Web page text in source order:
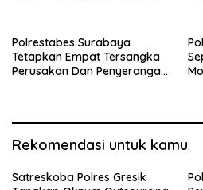
Polrestabes Surabaya
Tetapkan Empat Tersangka
Perusakan Dan Penyerangan
Rekomendasi untuk kamu
Satreskoba Polres Gresik